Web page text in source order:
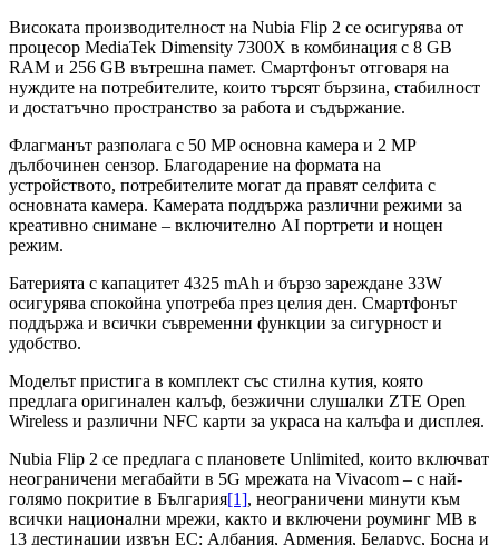
Високата производителност на Nubia Flip 2 се осигурява от
процесор MediaTek Dimensity 7300X в комбинация с 8 GB
RAM и 256 GB вътрешна памет. Смартфонът отговаря на
нуждите на потребителите, които търсят бързина, стабилност
и достатъчно пространство за работа и съдържание.
Флагманът разполага с 50 MP основна камера и 2 MP
дълбочинен сензор. Благодарение на формата на
устройството, потребителите могат да правят селфита с
основната камера. Камерата поддържа различни режими за
креативно снимане – включително AI портрети и нощен
режим.
Батерията с капацитет 4325 mAh и бързо зареждане 33W
осигурява спокойна употреба през целия ден. Смартфонът
поддържа и всички съвременни функции за сигурност и
удобство.
Моделът пристига в комплект със стилна кутия, която
предлага оригинален калъф, безжични слушалки ZTE Open
Wireless и различни NFC карти за украса на калъфа и дисплея.
Nubia Flip 2 се предлага с плановете Unlimited, които включват
неограничени мегабайти в 5G мрежата на Vivacom – с най-
голямо покритие в България[1], неограничени минути към
всички национални мрежи, както и включени роуминг MB в
13 дестинации извън ЕС: Албания, Армения, Беларус, Босна и